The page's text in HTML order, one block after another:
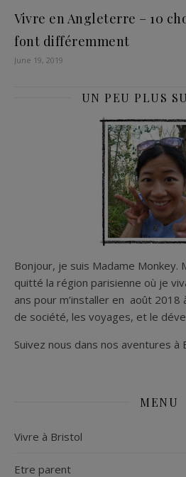
Vivre en Angleterre – 10
font différemment
June 19, 2019
UN PEU PLUS
Bonjour, je suis Madame Monkey.
quitté la région parisienne où je
ans pour m’installer en août 2018
de société, les voyages, et le
Suivez nous dans nos aventures à
MENU
Vivre à Bristol
Etre parent